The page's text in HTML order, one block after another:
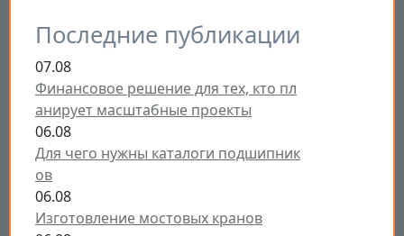
Последние публикации
07.08
Финансовое решение для тех, кто пл
анирует масштабные проекты
06.08
Для чего нужны каталоги подшипник
ов
06.08
Изготовление мостовых кранов